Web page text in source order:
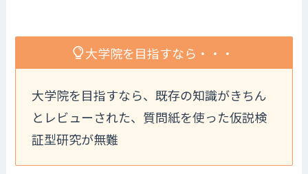
大学院を目指すなら・・・
大学院を目指すなら、既存の知識がきちん
とレビューされた、質問紙を使った仮説検
証型研究が無難